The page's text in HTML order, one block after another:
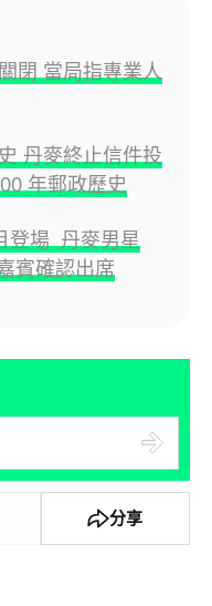
閉 當局指專業人
丹麥終止信件投
年郵政歷史
登場 丹麥男星
賓確認出席
分享